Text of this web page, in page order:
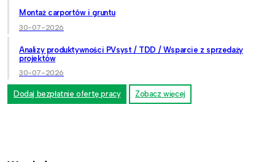
Montaż carportów i gruntu
30-07-2026
Analizy produktywności PVsyst / TDD / Wsparcie z sprzedaży
projektów
30-07-2026
Dodaj bezpłatnie ofertę pracy Zobacz więcej